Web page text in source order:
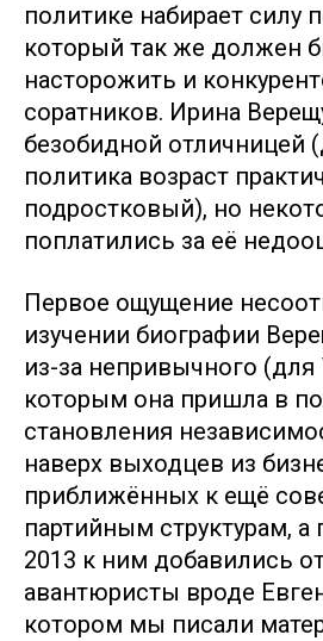
политике набирает силу
который так же должен
насторожить и
соратников. Ирина
безобидной отличницей
политика возраст
подростковый), но
поплатились за её
Первое ощущение
изучении биографии
из-за непривычного (для
которым она пришла в
становления
наверх выходцев из
приближённых к ещё
партийным структурам,
2013 к ним добавились
авантюристы вроде
котором мы писали